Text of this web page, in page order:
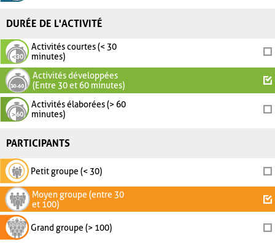
DURÉE DE L'ACTIVITÉ
Activités courtes (< 30
minutes)
Activités développées
(Entre 30 et 60 minutes)
Activités élaborées (> 60
minutes)
PARTICIPANTS
Petit groupe (< 30)
Moyen groupe (entre 30
et 100)
Grand groupe (> 100)